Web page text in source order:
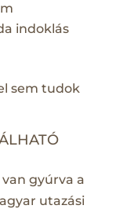
indoklás
sem tudok
van gyúrva a
utazási